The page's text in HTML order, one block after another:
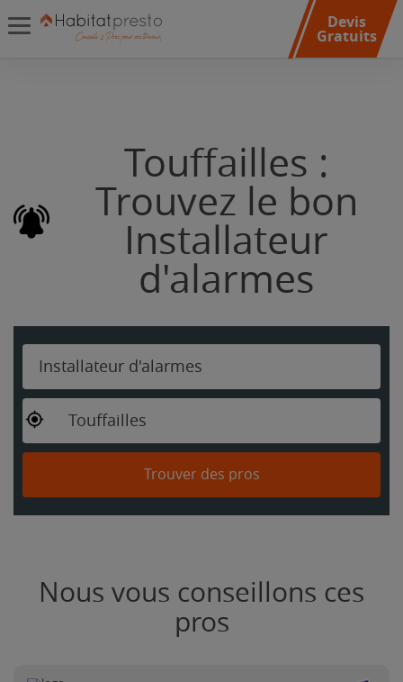
Devis
Gratuits
Touffailles :
Trouvez le bon
Installateur
d'alarmes
Installateur d'alarmes
Touffailles
Trouver des pros
Nous vous conseillons ces
pros